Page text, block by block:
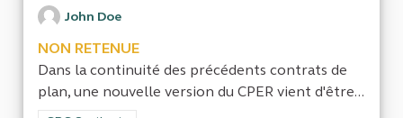
John Doe
NON RETENUE
Dans la continuité des précédents contrats de
plan, une nouvelle version du CPER vient d'être...